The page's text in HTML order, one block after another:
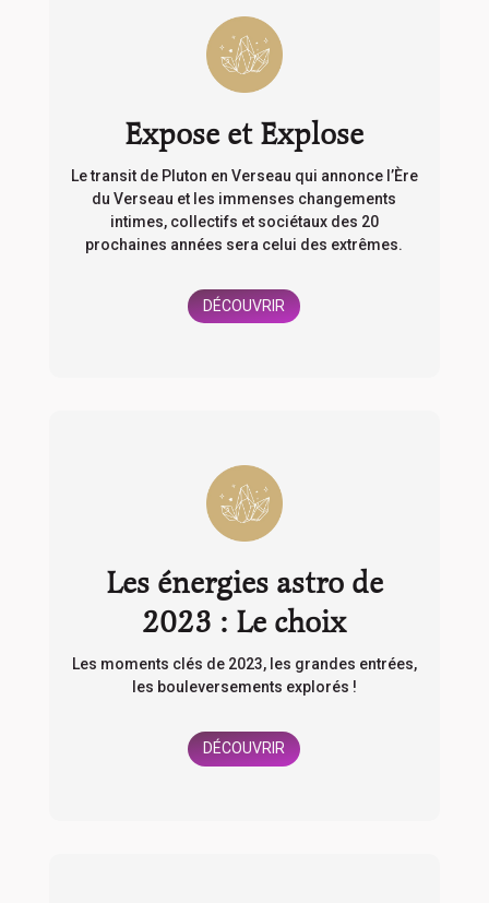
Expose et Explose
Le transit de Pluton en Verseau qui annonce l’Ère
du Verseau et les immenses changements
intimes, collectifs et sociétaux des 20
prochaines années sera celui des extrêmes.
DÉCOUVRIR
Les énergies astro de
2023 : Le choix
Les moments clés de 2023, les grandes entrées,
les bouleversements explorés !
DÉCOUVRIR